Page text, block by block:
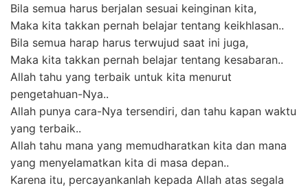
Bila semua harus berjalan sesuai keinginan kita,
Maka kita takkan pernah belajar tentang keikhlasan..
Bila semua harap harus terwujud saat ini juga,
Maka kita takkan pernah belajar tentang kesabaran..
Allah tahu yang terbaik untuk kita menurut
pengetahuan-Nya..
Allah punya cara-Nya tersendiri, dan tahu kapan waktu
yang terbaik..
Allah tahu mana yang memudharatkan kita dan mana
yang menyelamatkan kita di masa depan..
Karena itu, percayankanlah kepada Allah atas segala